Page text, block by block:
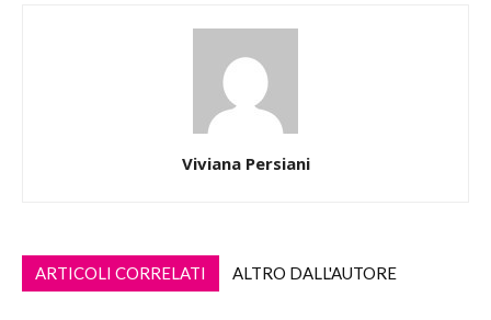
Viviana Persiani
ARTICOLI CORRELATI ALTRO DALL'AUTORE